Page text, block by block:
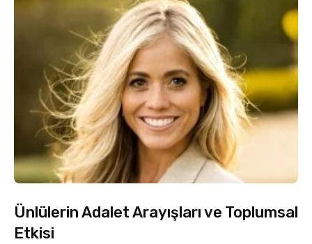
Ünlülerin Adalet Arayışları ve Toplumsal
Etkisi